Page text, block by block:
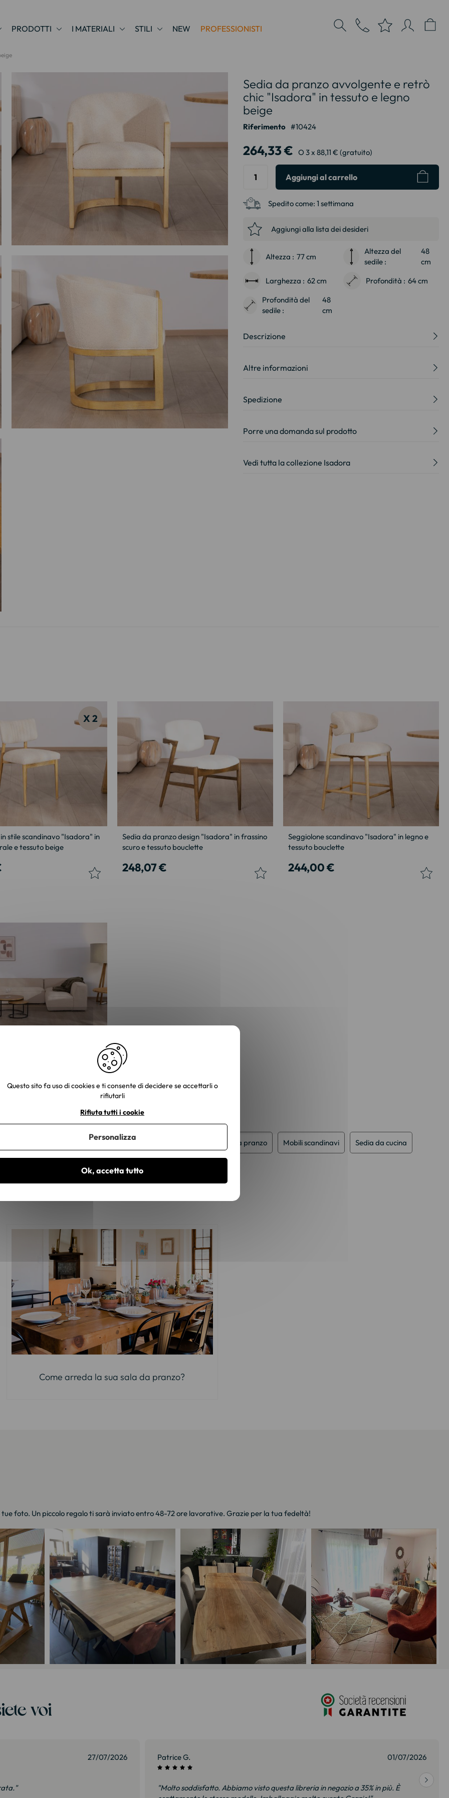
PRODOTTI I MATERIALI STILI NEW PROFESSIONISTI
Sedia da pranzo avvolgente e retrò
chic "Isadora" in tessuto e legno
beige
Riferimento 10424
264,33 € O 3 x 88,11 € (gratuito)
Aggiungi al carrello
Spedito come: 1 settimana
Aggiungi alla lista dei desideri
Altezza : 77 cm
Altezza del
sedile :
48
cm
Larghezza : 62 cm Profondità : 64 cm
Profondità del
sedile :
48
cm
Descrizione
Altre informazioni
Spedizione
Porre una domanda sul prodotto
Vedi tutta la collezione Isadora
X 2
stile scandinavo "Isadora" in
e tessuto beige
Sedia da pranzo design "Isadora" in frassino
scuro e tessuto bouclette
248,07 €
Seggiolone scandinavo "Isadora" in legno e
tessuto bouclette
244,00 €
modulare "Alcazar" in
beige
Mobili in legno massiccio Mobili in tessuto Mobili per la sala da pranzo Mobili scandinavi Sedia da cucina
Tessuto per sedie
Come arreda la sua sala da pranzo?
tue foto. Un piccolo regalo ti sarà inviato entro 48-72 ore lavorative. Grazie per la tua fedeltà!
voi
27/07/2026 Patrice G. 01/07/2026
"Molto soddisfatto. Abbiamo visto questa libreria in negozio a 35% in più. È
Questo sito fa uso di cookies e ti consente di decidere se accettarli o
rifiutarli
Ok, accetta tutto
Rifiuta tutti i cookie
Personalizza